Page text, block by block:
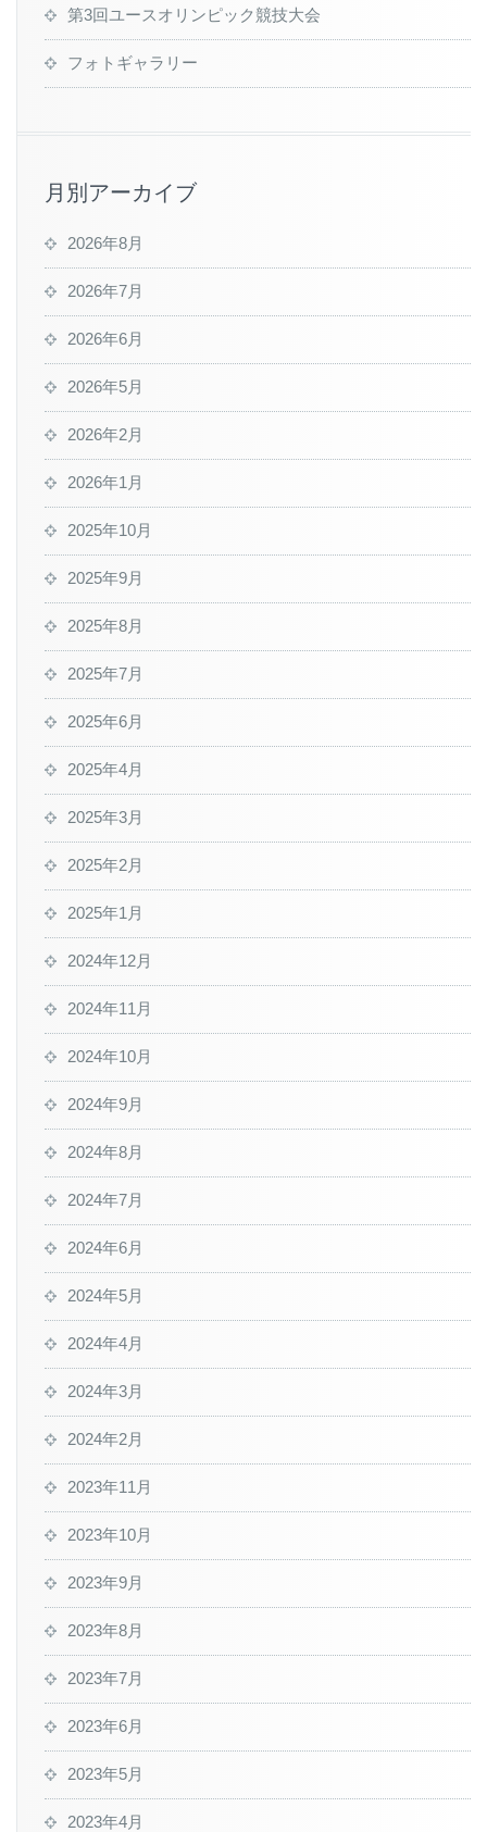
第3回ユースオリンピック競技大会
フォトギャラリー
月別アーカイブ
2026年8月
2026年7月
2026年6月
2026年5月
2026年2月
2026年1月
2025年10月
2025年9月
2025年8月
2025年7月
2025年6月
2025年4月
2025年3月
2025年2月
2025年1月
2024年12月
2024年11月
2024年10月
2024年9月
2024年8月
2024年7月
2024年6月
2024年5月
2024年4月
2024年3月
2024年2月
2023年11月
2023年10月
2023年9月
2023年8月
2023年7月
2023年6月
2023年5月
2023年4月